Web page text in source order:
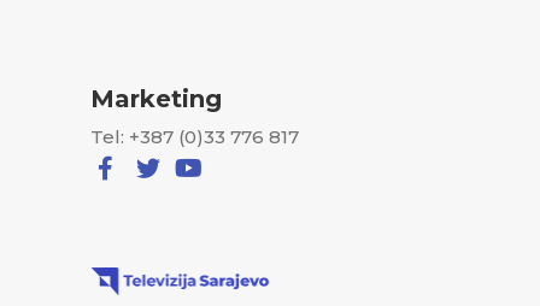
Marketing
Tel: +387 (0)33 776 817